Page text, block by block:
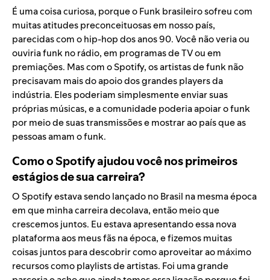
É uma coisa curiosa, porque o Funk brasileiro sofreu com
muitas atitudes preconceituosas em nosso país,
parecidas com o hip-hop dos anos 90. Você não veria ou
ouviria funk no rádio, em programas de TV ou em
premiações. Mas com o Spotify, os artistas de funk não
precisavam mais do apoio dos grandes players da
indústria. Eles poderiam simplesmente enviar suas
próprias músicas, e a comunidade poderia apoiar o funk
por meio de suas transmissões e mostrar ao país que as
pessoas amam o funk.
Como o Spotify ajudou você nos primeiros
estágios de sua carreira?
O Spotify estava sendo lançado no Brasil na mesma época
em que minha carreira decolava, então meio que
crescemos juntos. Eu estava apresentando essa nova
plataforma aos meus fãs na época, e fizemos muitas
coisas juntos para descobrir como aproveitar ao máximo
recursos como playlists de artistas. Foi uma grande